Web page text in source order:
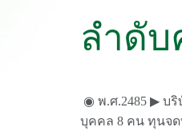
ลำดับ
◉ พ.ศ.2485 ▶ บ
บุคคล 8 คน ทุนจด